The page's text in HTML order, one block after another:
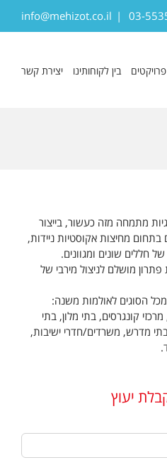
|
info@mehizot.co.il
פרויקטים בין לקוחותינו יצירת קשר
מתמחה מזה כעשור, בייצור
בתחום מחיצות אקוסטיות ניידות,
חללים שונים ומגוונים.
מושלם לניצול מירבי של
הסוגים לאולמות משנה:
קונגרסים, בתי מלון, בתי
מדרש, משרדים/חדרי ישיבות,
יעוץ